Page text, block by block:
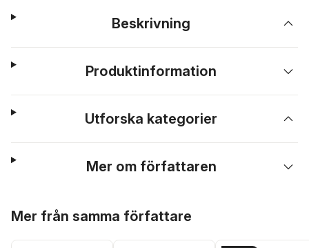
Beskrivning
Produktinformation
Utforska kategorier
Mer om författaren
Mer från samma författare